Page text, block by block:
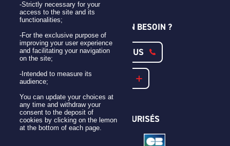
UNE QUESTION ? UN BESOIN ?
CONTACTEZ-NOUS
NOTRE FAQ
PAIEMENTS SÉCURISÉS
-Strictly necessary for your
access to the site and its
functionalities;
-For the exclusive purpose of
improving your user experience
and facilitating your navigation
on the site;
-Intended to measure its
audience;
You can update your choices at
any time and withdraw your
consent to the deposit of
cookies by clicking on the lemon
at the bottom of each page.